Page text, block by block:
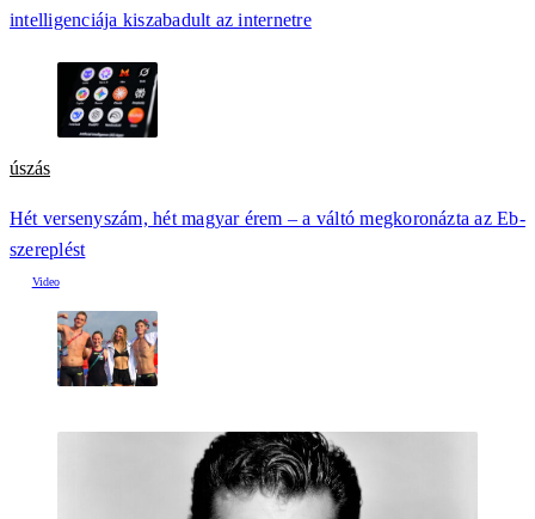
intelligenciája kiszabadult az internetre
úszás
Hét versenyszám, hét magyar érem – a váltó megkoronázta az Eb-
szereplést